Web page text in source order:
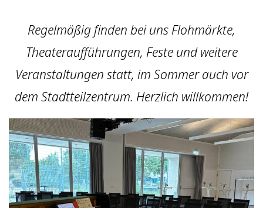
Regelmäßig finden bei uns Flohmärkte,
Theateraufführungen, Feste und weitere
Veranstaltungen statt, im Sommer auch vor
dem Stadtteilzentrum. Herzlich willkommen!